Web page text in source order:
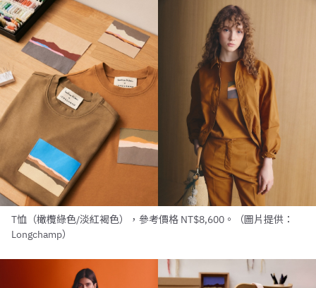
T恤（橄欖綠色/淡紅褐色），參考價格 NT$8,600。（圖片提供：
Longchamp）